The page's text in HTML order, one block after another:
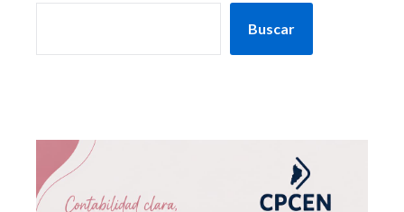
Buscar